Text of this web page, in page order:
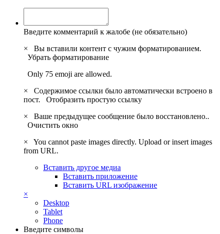
Введите комментарий к жалобе (не обязательно)
×
Вы вставили контент с чужим форматированием.
Убрать форматирование
Only 75 emoji are allowed.
×
Содержимое ссылки было автоматически встроено в
пост. Отобразить простую ссылку
×
Ваше предыдущее сообщение было восстановлено..
Очистить окно
×
You cannot paste images directly. Upload or insert images
from URL.
Вставить другое медиа
Вставить приложение
Вставить URL изображение
×
Desktop
Tablet
Phone
Введите символы